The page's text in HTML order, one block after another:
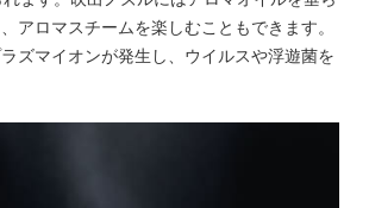
アロマスチームを楽しむこともできます。
ズマイオンが発生し、ウイルスや浮遊菌を